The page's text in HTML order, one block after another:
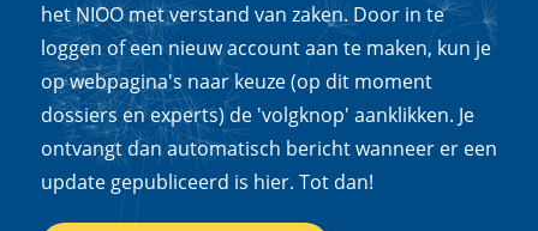
het NIOO met verstand van zaken. Door in te
loggen of een nieuw account aan te maken, kun je
op webpagina's naar keuze (op dit moment
dossiers en experts) de 'volgknop' aanklikken. Je
ontvangt dan automatisch bericht wanneer er een
update gepubliceerd is hier. Tot dan!